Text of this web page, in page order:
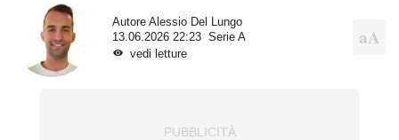
Autore Alessio Del Lungo
13.06.2026 22:23
Serie A
vedi letture